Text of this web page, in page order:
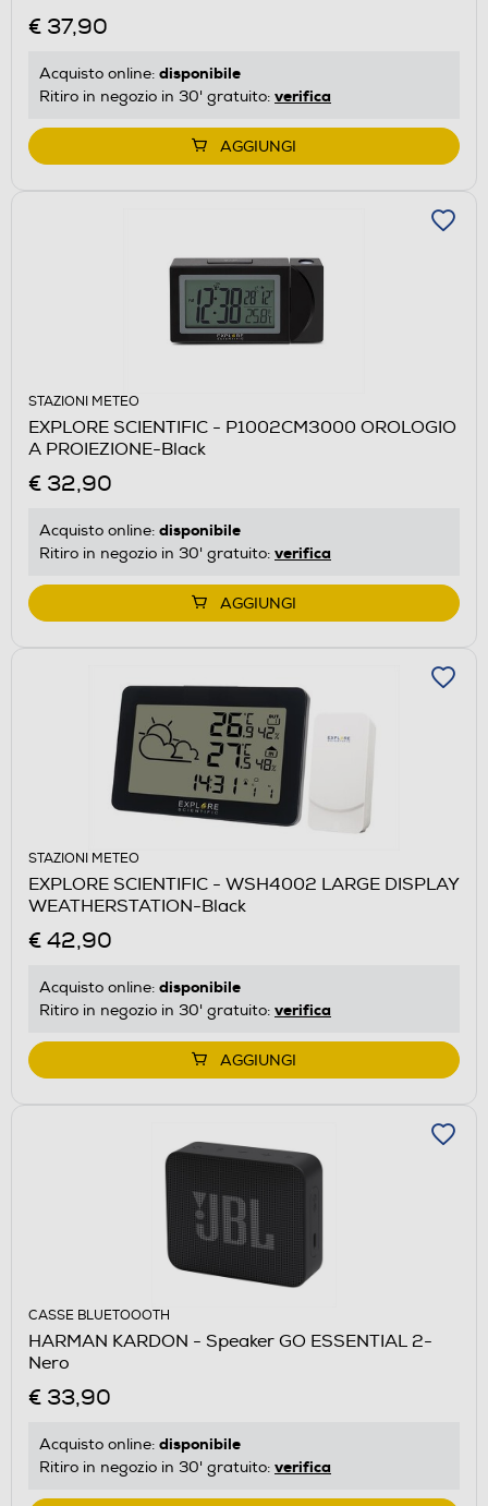
€ 37,90
Acquisto online: disponibile
Ritiro in negozio in 30' gratuito: verifica
AGGIUNGI
STAZIONI METEO
EXPLORE SCIENTIFIC - P1002CM3000 OROLOGIO
A PROIEZIONE-Black
€ 32,90
Acquisto online: disponibile
Ritiro in negozio in 30' gratuito: verifica
AGGIUNGI
STAZIONI METEO
EXPLORE SCIENTIFIC - WSH4002 LARGE DISPLAY
WEATHERSTATION-Black
€ 42,90
Acquisto online: disponibile
Ritiro in negozio in 30' gratuito: verifica
AGGIUNGI
CASSE BLUETOOOTH
HARMAN KARDON - Speaker GO ESSENTIAL 2-
Nero
€ 33,90
Acquisto online: disponibile
Ritiro in negozio in 30' gratuito: verifica